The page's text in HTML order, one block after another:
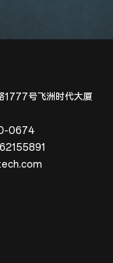
1777号飞洲时代大厦
0674